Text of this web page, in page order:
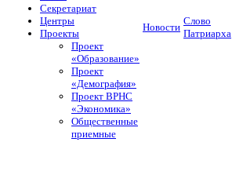
Секретариат
Центры
Проекты
Проект
«Образование»
Проект
«Демография»
Проект ВРНС
«Экономика»
Общественные
приемные
Новости
Слово
Патриарха